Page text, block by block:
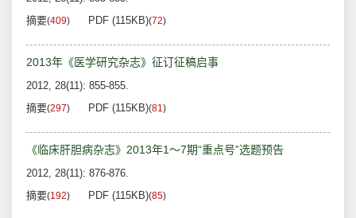
摘要(409) PDF (115KB)(72)
2013年《医学研究杂志》征订征稿启事
2012, 28(11): 855-855.
摘要(297) PDF (115KB)(81)
《临床肝胆病杂志》2013年1～7期“重点号”选题预告
2012, 28(11): 876-876.
摘要(192) PDF (115KB)(85)